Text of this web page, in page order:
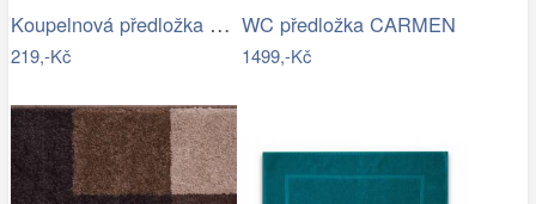
Koupelnová předložka Optima 55x55 cm…
219,-Kč
WC předložka CARMEN
1499,-Kč